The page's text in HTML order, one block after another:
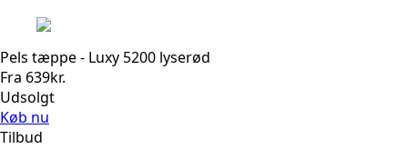
Pels tæppe - Luxy 5200 lyserød
Fra 639kr.
Udsolgt
Køb nu
Tilbud